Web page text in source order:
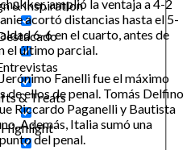
& Inspiration
& Treats
Highlight
amplió la ventaja a 4-2
acortó distancias hasta el 5-
6-6 en el cuarto, antes de
el último parcial.
Fanelli fue el máximo
de ellos de penal. Tomás Delfino
Riccardo Paganelli y Bautista
Además, Italia sumó una
del penal.